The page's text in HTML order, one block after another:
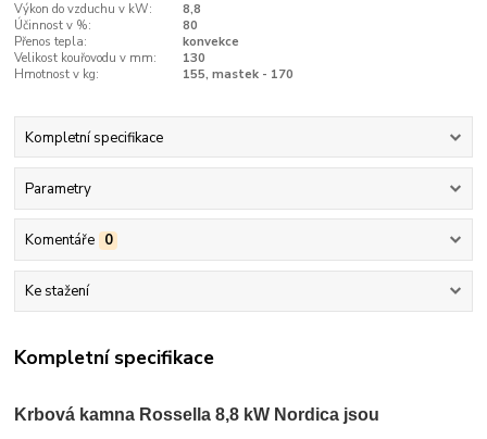
Výkon do vzduchu v kW:
8,8
Účinnost v %:
80
Přenos tepla:
konvekce
Velikost kouřovodu v mm:
130
Hmotnost v kg:
155, mastek - 170
Kompletní specifikace
Parametry
Komentáře 0
Ke stažení
Kompletní specifikace
Krbová kamna Rossella 8,8 kW Nordica jsou